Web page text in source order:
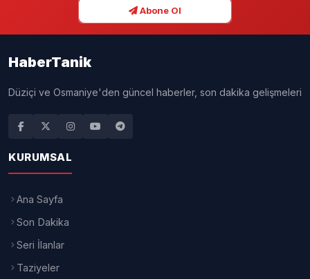
Abone Ol
HaberTanik
Düziçi ve Osmaniye'den güncel haberler, son dakika gelişmeleri
KURUMSAL
Ana Sayfa
Son Dakika
Seri İlanlar
Taziyeler